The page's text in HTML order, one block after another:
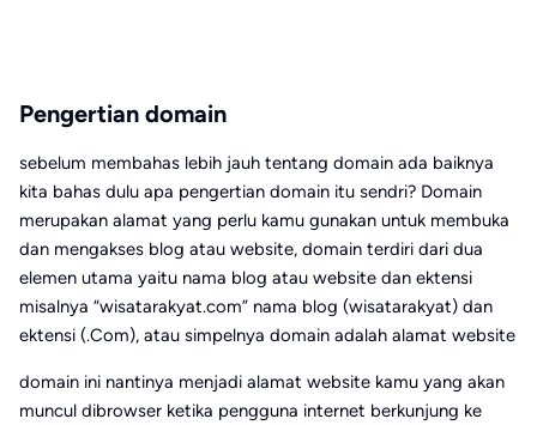
Pengertian domain
sebelum membahas lebih jauh tentang domain ada baiknya
kita bahas dulu apa pengertian domain itu sendri? Domain
merupakan alamat yang perlu kamu gunakan untuk membuka
dan mengakses blog atau website, domain terdiri dari dua
elemen utama yaitu nama blog atau website dan ektensi
misalnya “wisatarakyat.com” nama blog (wisatarakyat) dan
ektensi (.Com), atau simpelnya domain adalah alamat website
domain ini nantinya menjadi alamat website kamu yang akan
muncul dibrowser ketika pengguna internet berkunjung ke